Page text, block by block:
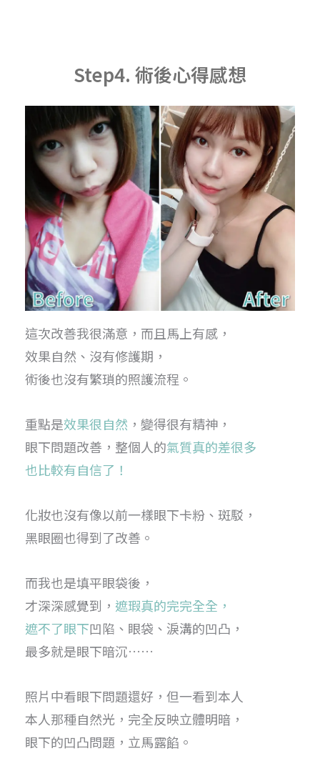
Step4. 術後心得感想
這次改善我很滿意，而且馬上有感，
效果自然、沒有修護期，
術後也沒有繁瑣的照護流程。
重點是效果很自然 ，變得很有精神，
眼下問題改善，整個人的氣質真的差很多
也比較有自信了！
化妝也沒有像以前一樣眼下卡粉、斑駁，
黑眼圈也得到了改善。
而我也是填平眼袋後，
才深深感覺到， 遮瑕真的完完全全，
遮不了眼下凹陷、眼袋、淚溝的凹凸，
最多就是眼下暗沉……
照片中看眼下問題還好，但一看到本人
本人那種自然光，完全反映立體明暗，
眼下的凹凸問題，立馬露餡。